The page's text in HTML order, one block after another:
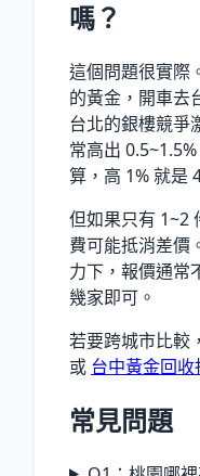
嗎？
這個問題很實際
的黃金，開車
台北的銀樓競爭
常高出
算，高 1% 就是
但如果只有 1~2
費可能抵消差價
力下，報價通常
幾家即可。
若要跨城市比較
或 台中黃金回收
常見問題